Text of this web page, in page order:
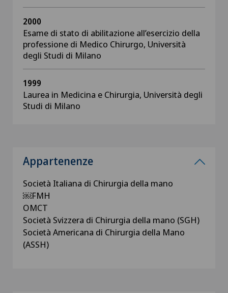
2000
Esame di stato di abilitazione all’esercizio della
professione di Medico Chirurgo, Università
degli Studi di Milano
1999
Laurea in Medicina e Chirurgia, Università degli
Studi di Milano
Appartenenze
Società Italiana di Chirurgia della mano
￼FMH
OMCT
Società Svizzera di Chirurgia della mano (SGH)
Società Americana di Chirurgia della Mano
(ASSH)